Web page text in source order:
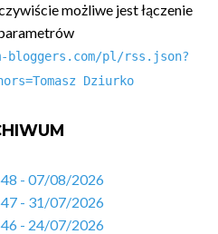
możliwe jest łączenie
pl/rss.json?
Dziurko
- 07/08/2026
- 31/07/2026
- 24/07/2026